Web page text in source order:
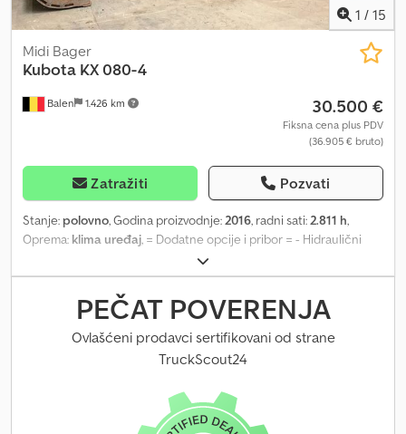
1 / 15
Balen 1.426 km
Midi Bager
Kubota KX 080-4
30.500 €
Fiksna cena plus PDV
(36.905 € bruto)
Zatražiti Pozvati
Stanje: polovno, Godina proizvodnje:2016, radni sati:2.811 h,
Oprema: klima uređaj, = Dodatne opcije i pribor = - Hidraulični
sistem za čekić/makaze - Ravnajuća lopata - Sistem za brzu
zamenu - Standardna duboka lopata = Dodatne informacije =
Sopstvena težina: 8.270 kg Chjdezrr Rcopfx Acisa Za više
informacija, obratite se Gertu Geuensu.
PEČAT POVERENJA
Ovlašćeni prodavci sertifikovani od strane
TruckScout24